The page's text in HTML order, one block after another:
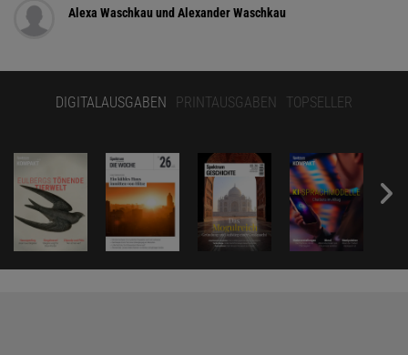
Alexa Waschkau und Alexander Waschkau
DIGITALAUSGABEN PRINTAUSGABEN TOPSELLER